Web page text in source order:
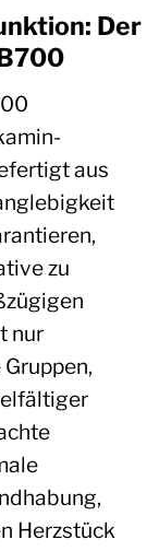
Der
aus
zu
nur
Herzstück